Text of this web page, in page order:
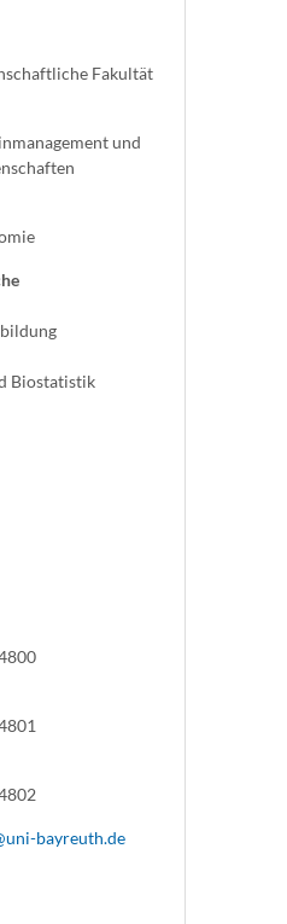
Fakultät
und
Biostatistik
bayreuth.de